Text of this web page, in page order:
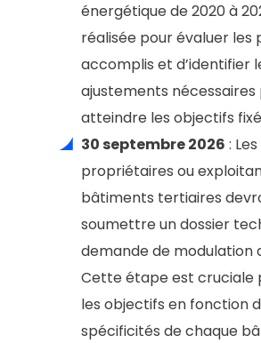
énergétique de 2020 à
réalisée pour évaluer les
accomplis et d’identifier
ajustements nécessaires
atteindre les objectifs
30 septembre 2026 : Les
propriétaires ou
bâtiments tertiaires
soumettre un dossier
demande de modulation
Cette étape est cruciale
les objectifs en fonction
spécificités de chaque